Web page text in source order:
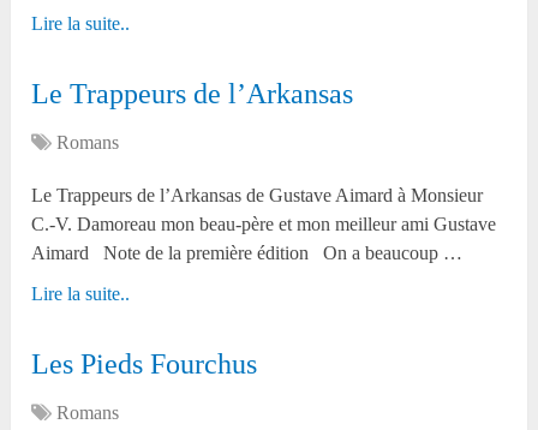
Lire la suite..
Le Trappeurs de l’Arkansas
Romans
Le Trappeurs de l’Arkansas de Gustave Aimard à Monsieur
C.-V. Damoreau mon beau-père et mon meilleur ami Gustave
Aimard Note de la première édition On a beaucoup …
Lire la suite..
Les Pieds Fourchus
Romans